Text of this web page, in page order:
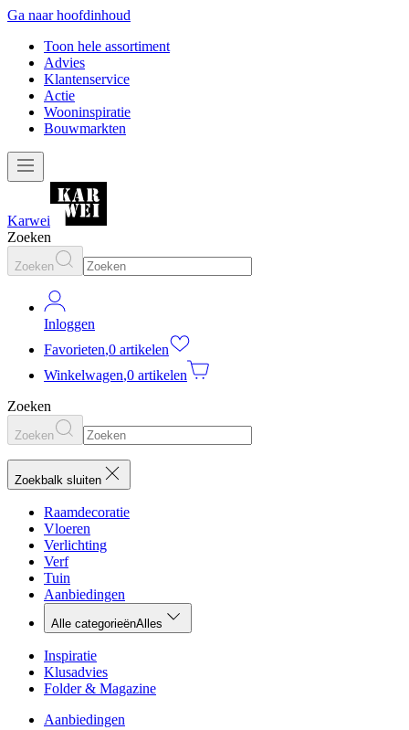
Ga naar hoofdinhoud
Toon hele assortiment
Advies
Klantenservice
Actie
Wooninspiratie
Bouwmarkten
Karwei
Zoeken
Zoeken
Inloggen
Favorieten,0 artikelen
Winkelwagen,0 artikelen
Zoeken
Zoeken
Zoekbalk sluiten
Raamdecoratie
Vloeren
Verlichting
Verf
Tuin
Aanbiedingen
Alle categorieënAlles
Inspiratie
Klusadvies
Folder & Magazine
Aanbiedingen